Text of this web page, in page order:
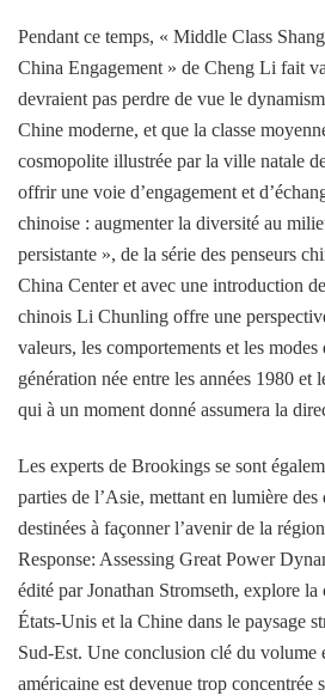
Pendant ce temps, « Middle Class
China Engagement » de Cheng Li fait
devraient pas perdre de vue le
Chine moderne, et que la classe
cosmopolite illustrée par la ville natale
offrir une voie d’engagement et
chinoise : augmenter la diversité au
persistante », de la série des penseurs
China Center et avec une introduction
chinois Li Chunling offre une
valeurs, les comportements et les
génération née entre les années 1980 et
qui à un moment donné assumera la
Les experts de Brookings se sont
parties de l’Asie, mettant en lumière des
destinées à façonner l’avenir de la
Response: Assessing Great Power
édité par Jonathan Stromseth, explore la
États-Unis et la Chine dans le paysage
Sud-Est. Une conclusion clé du volume
américaine est devenue trop concentrée